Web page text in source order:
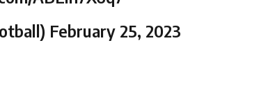
February 25, 2023